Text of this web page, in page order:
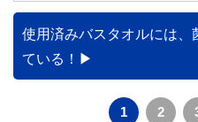
データをもとに、
ントを分かりやす
使用済みバスタオルには、
ている！
1 2